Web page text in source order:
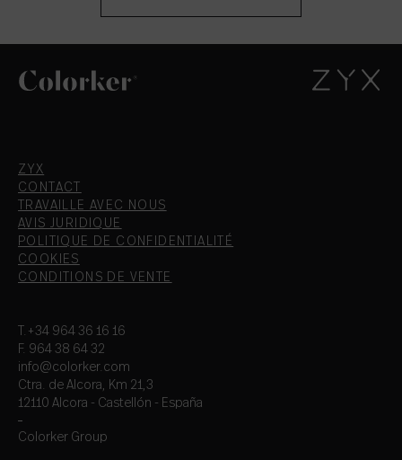
ZYX
CONTACT
TRAVAILLE AVEC NOUS
AVIS JURIDIQUE
POLITIQUE DE CONFIDENTIALITÉ
COOKIES
CONDITIONS DE VENTE
T.+34 964 36 16 16
F. 964 38 64 32
info@colorker.com
Ctra. de Alcora, Km 21,3
12110 Alcora - Castellón - España
Colorker Group